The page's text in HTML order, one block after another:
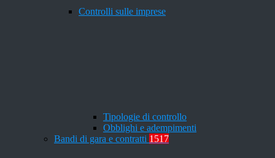
Controlli sulle imprese
Tipologie di controllo
Obblighi e adempimenti
Bandi di gara e contratti 1517